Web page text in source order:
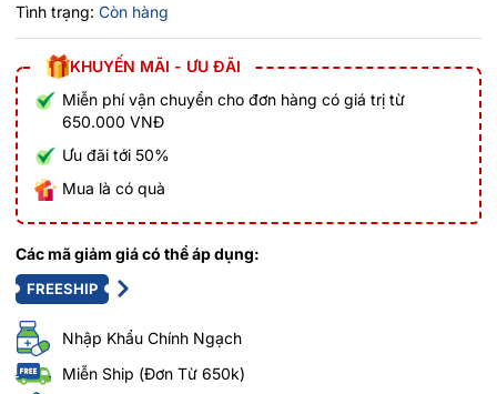
Tình trạng: Còn hàng
KHUYẾN MÃI - ƯU ĐÃI
Miễn phí vận chuyển cho đơn hàng có giá trị từ
650.000 VNĐ
Ưu đãi tới 50%
Mua là có quà
Các mã giảm giá có thể áp dụng:
FREESHIP
Nhập Khẩu Chính Ngạch
Miễn Ship (Đơn Từ 650k)